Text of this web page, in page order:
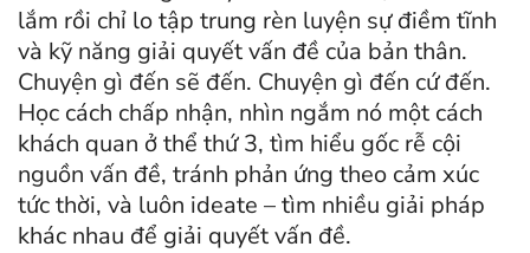
lắm rồi chỉ lo tập trung rèn luyện sự điềm tĩnh
và kỹ năng giải quyết vấn đề của bản thân.
Chuyện gì đến sẽ đến. Chuyện gì đến cứ đến.
Học cách chấp nhận, nhìn ngắm nó một cách
khách quan ở thể thứ 3, tìm hiểu gốc rễ cội
nguồn vấn đề, tránh phản ứng theo cảm xúc
tức thời, và luôn ideate – tìm nhiều giải pháp
khác nhau để giải quyết vấn đề.